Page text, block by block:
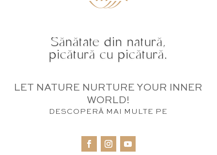
Sănătate din natură,
picătură cu picătură.
LET NATURE NURTURE YOUR INNER
WORLD!
DESCOPERĂ MAI MULTE PE